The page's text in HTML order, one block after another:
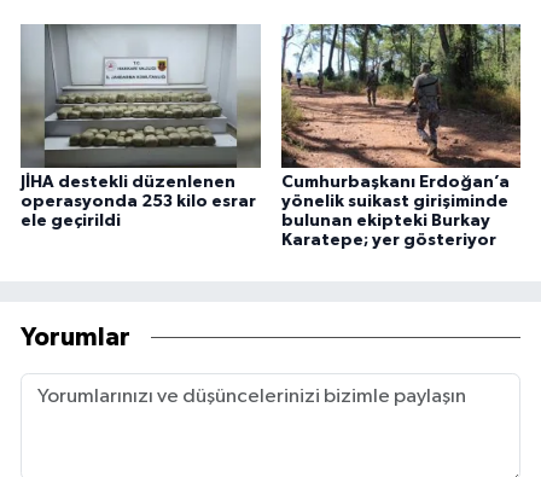
JİHA destekli düzenlenen
operasyonda 253 kilo esrar
ele geçirildi
Cumhurbaşkanı Erdoğan’a
yönelik suikast girişiminde
bulunan ekipteki Burkay
Karatepe; yer gösteriyor
Yorumlar